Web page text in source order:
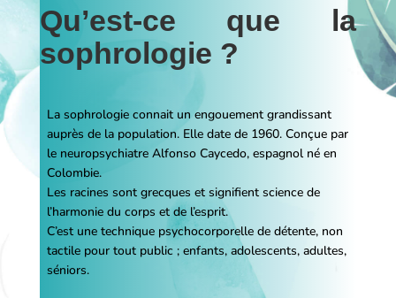
Qu’est-ce que la
sophrologie ?
La sophrologie connait un engouement grandissant
auprès de la population. Elle date de 1960. Conçue par
le neuropsychiatre Alfonso Caycedo, espagnol né en
Colombie.
Les racines sont grecques et signifient science de
l’harmonie du corps et de l’esprit.
C’est une technique psychocorporelle de détente, non
tactile pour tout public ; enfants, adolescents, adultes,
séniors.